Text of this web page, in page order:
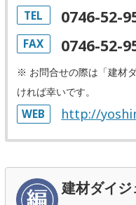
TEL 0746-52-
FAX 0746-52-
※ お問合せの際は「建材
ければ幸いです。
WEB http://
建材ダイ